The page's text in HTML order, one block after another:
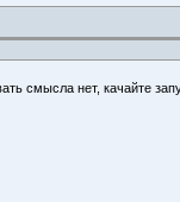
смысла нет, качайте